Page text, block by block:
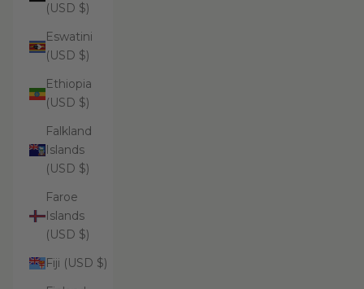
(USD $)
Eswatini
(USD $)
Ethiopia
(USD $)
Falkland
Islands
(USD $)
Faroe
Islands
(USD $)
Fiji (USD $)